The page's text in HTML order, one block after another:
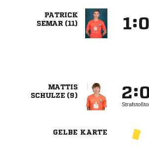

 
:

 
:
GELBE KARTE